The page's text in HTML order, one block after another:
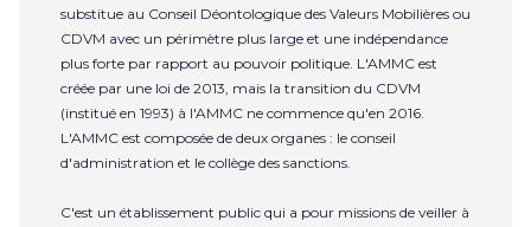
substitue au Conseil Déontologique des Valeurs Mobilières ou
CDVM avec un périmètre plus large et une indépendance
plus forte par rapport au pouvoir politique. L'AMMC est
créée par une loi de 2013, mais la transition du CDVM
(institué en 1993) à l'AMMC ne commence qu'en 2016.
L'AMMC est composée de deux organes : le conseil
d'administration et le collège des sanctions.
C'est un établissement public qui a pour missions de veiller à